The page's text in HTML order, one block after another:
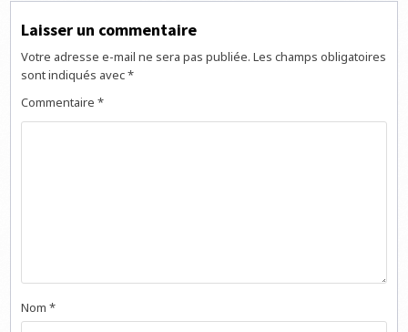
Laisser un commentaire
Votre adresse e-mail ne sera pas publiée. Les champs obligatoires
sont indiqués avec*
Commentaire*
Nom*